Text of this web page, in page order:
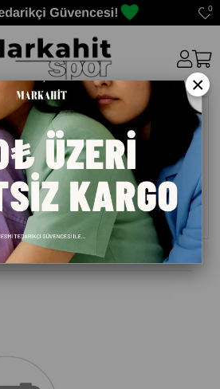
0
LTB LAGENE ERKEK ŞORT
×